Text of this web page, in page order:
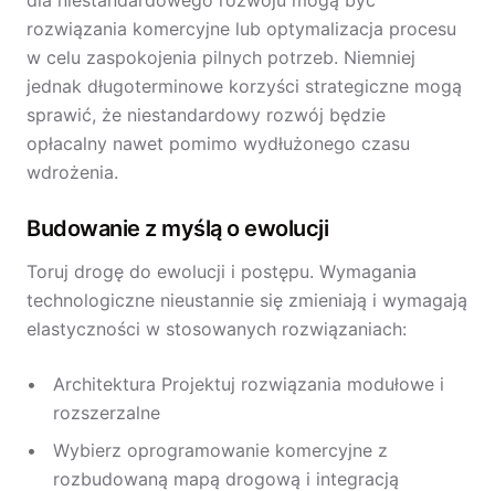
rozwiązania komercyjne lub optymalizacja procesu
w celu zaspokojenia pilnych potrzeb. Niemniej
jednak długoterminowe korzyści strategiczne mogą
sprawić, że niestandardowy rozwój będzie
opłacalny nawet pomimo wydłużonego czasu
wdrożenia.
Budowanie z myślą o ewolucji
Toruj drogę do ewolucji i postępu. Wymagania
technologiczne nieustannie się zmieniają i wymagają
elastyczności w stosowanych rozwiązaniach:
Architektura Projektuj rozwiązania modułowe i
rozszerzalne
Wybierz oprogramowanie komercyjne z
rozbudowaną mapą drogową i integracją